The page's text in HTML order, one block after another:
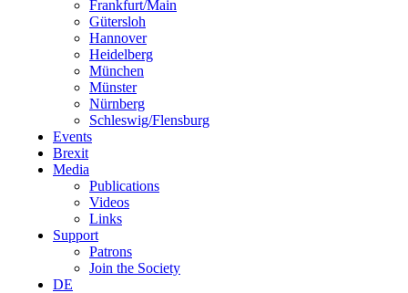
Frankfurt/Main
Gütersloh
Hannover
Heidelberg
München
Münster
Nürnberg
Schleswig/Flensburg
Events
Brexit
Media
Publications
Videos
Links
Support
Patrons
Join the Society
DE